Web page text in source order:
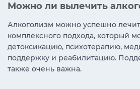
Можно ли вылечить
Алкоголизм можно успешно
комплексного подхода, который
детоксикацию, психотерапию,
поддержку и реабилитацию.
также очень важна.